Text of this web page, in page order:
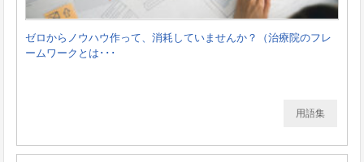
ゼロからノウハウ作って、消耗していませんか？（治療院のフレ
ームワークとは･･･
用語集